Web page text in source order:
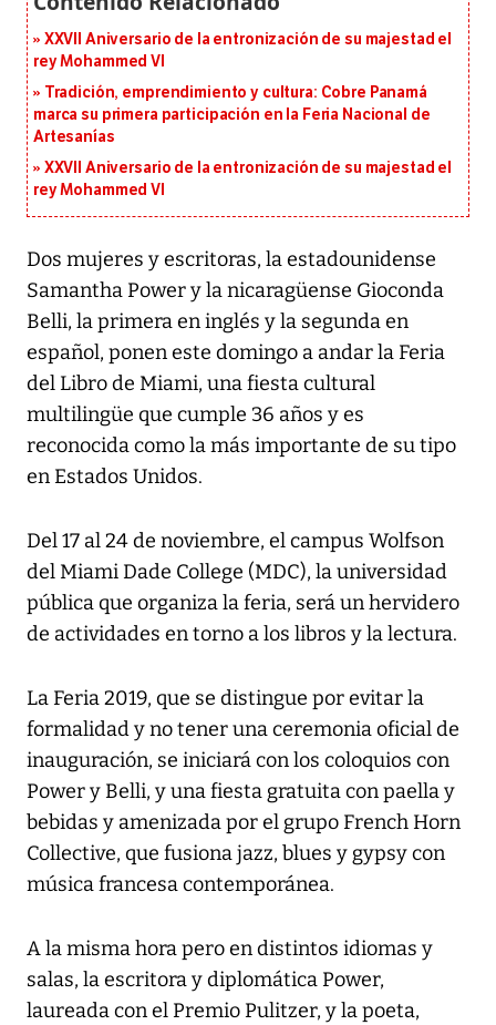
XXVII Aniversario de la entronización de su majestad el
rey Mohammed VI
Tradición, emprendimiento y cultura: Cobre Panamá
marca su primera participación en la Feria Nacional de
Artesanías
XXVII Aniversario de la entronización de su majestad el
rey Mohammed VI
Dos mujeres y escritoras, la estadounidense
Samantha Power y la nicaragüense Gioconda
Belli, la primera en inglés y la segunda en
español, ponen este domingo a andar la Feria
del Libro de Miami, una fiesta cultural
multilingüe que cumple 36 años y es
reconocida como la más importante de su tipo
en Estados Unidos.
Del 17 al 24 de noviembre, el campus Wolfson
del Miami Dade College (MDC), la universidad
pública que organiza la feria, será un hervidero
de actividades en torno a los libros y la lectura.
La Feria 2019, que se distingue por evitar la
formalidad y no tener una ceremonia oficial de
inauguración, se iniciará con los coloquios con
Power y Belli, y una fiesta gratuita con paella y
bebidas y amenizada por el grupo French Horn
Collective, que fusiona jazz, blues y gypsy con
música francesa contemporánea.
A la misma hora pero en distintos idiomas y
salas, la escritora y diplomática Power,
laureada con el Premio Pulitzer, y la poeta,